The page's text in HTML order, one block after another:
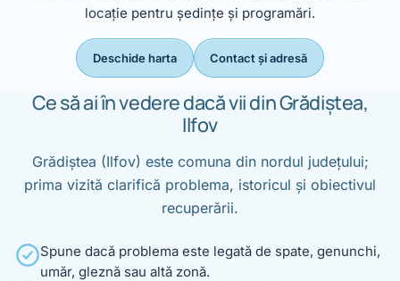
locație pentru ședințe și programări.
Deschide harta Contact și adresă
Ce să ai în vedere dacă vii din Grădiștea,
Ilfov
Grădiștea (Ilfov) este comuna din nordul județului;
prima vizită clarifică problema, istoricul și obiectivul
recuperării.
Spune dacă problema este legată de spate, genunchi,
umăr, gleznă sau altă zonă.